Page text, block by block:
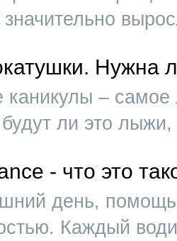
Нужна
каникулы –
ли это
- что это
день,
Каждый